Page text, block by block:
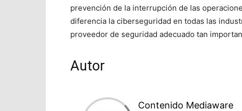
prevención de la interrupción de las
diferencia la ciberseguridad en todas las
proveedor de seguridad adecuado tan
Autor
Contenido Mediaware